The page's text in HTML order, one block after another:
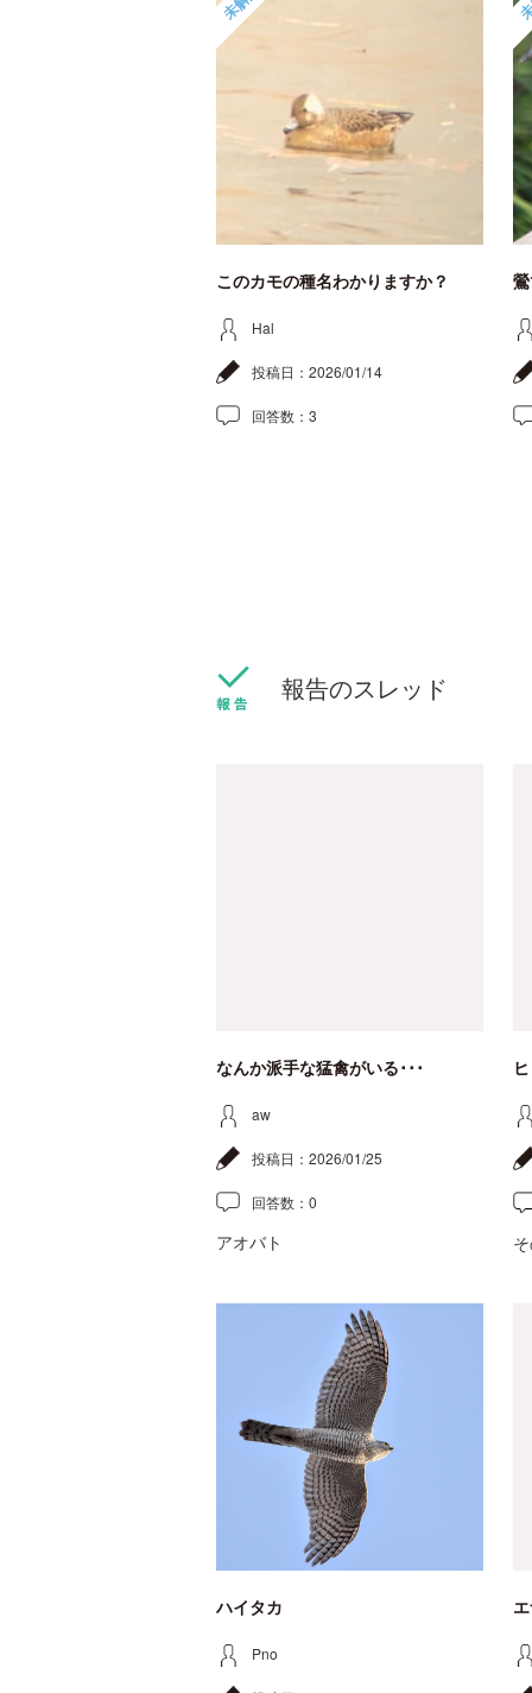
このカモの種名わかりますか？
Hal
投稿日： 2026/01/14
回答数： 3
報告のスレッド
なんか派手な猛禽がいる･･･
aw
投稿日： 2026/01/25
回答数： 0
アオバト
ハイタカ
Pno